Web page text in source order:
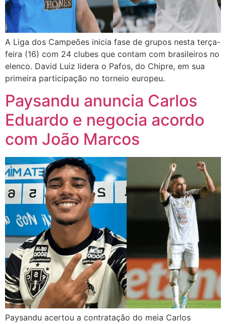
A Liga dos Campeões inicia fase de grupos nesta terça-
feira (16) com 24 clubes que contam com brasileiros no
elenco. David Luiz lidera o Pafos, do Chipre, em sua
primeira participação no torneio europeu.
Paysandu anuncia Carlos
Eduardo e negocia acordo
com João Marcos
Paysandu acertou a contratação do meia Carlos